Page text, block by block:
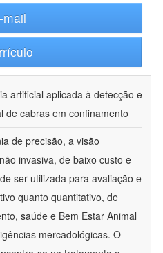
mail
artificial aplicada à detecção e
de cabras em confinamento
de precisão, a visão
invasiva, de baixo custo e
ser utilizada para avaliação e
quanto quantitativo, de
saúde e Bem Estar Animal
mercadológicas. O